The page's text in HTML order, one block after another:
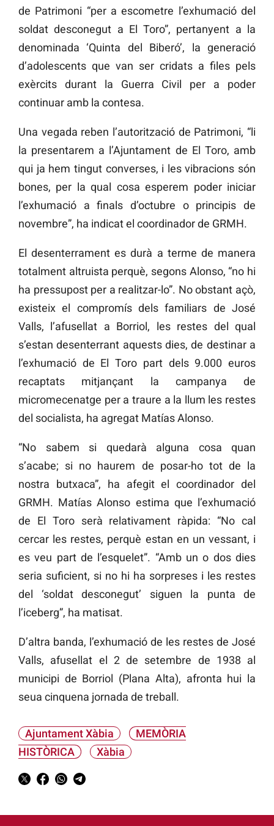
de Patrimoni “per a escometre l’exhumació del
soldat desconegut a El Toro”, pertanyent a la
denominada ‘Quinta del Biberó’, la generació
d’adolescents que van ser cridats a files pels
exèrcits durant la Guerra Civil per a poder
continuar amb la contesa.
Una vegada reben l’autorització de Patrimoni, “li
la presentarem a l’Ajuntament de El Toro, amb
qui ja hem tingut converses, i les vibracions són
bones, per la qual cosa esperem poder iniciar
l’exhumació a finals d’octubre o principis de
novembre”, ha indicat el coordinador de GRMH.
El desenterrament es durà a terme de manera
totalment altruista perquè, segons Alonso, “no hi
ha pressupost per a realitzar-lo”. No obstant açò,
existeix el compromís dels familiars de José
Valls, l’afusellat a Borriol, les restes del qual
s’estan desenterrant aquests dies, de destinar a
l’exhumació de El Toro part dels 9.000 euros
recaptats mitjançant la campanya de
micromecenatge per a traure a la llum les restes
del socialista, ha agregat Matías Alonso.
“No sabem si quedarà alguna cosa quan
s’acabe; si no haurem de posar-ho tot de la
nostra butxaca”, ha afegit el coordinador del
GRMH. Matías Alonso estima que l’exhumació
de El Toro serà relativament ràpida: “No cal
cercar les restes, perquè estan en un vessant, i
es veu part de l’esquelet”. “Amb un o dos dies
seria suficient, si no hi ha sorpreses i les restes
del ‘soldat desconegut’ siguen la punta de
l’iceberg”, ha matisat.
D’altra banda, l’exhumació de les restes de José
Valls, afusellat el 2 de setembre de 1938 al
municipi de Borriol (Plana Alta), afronta hui la
seua cinquena jornada de treball.
Ajuntament Xàbia
MEMÒRIA
HISTÒRICA
Xàbia